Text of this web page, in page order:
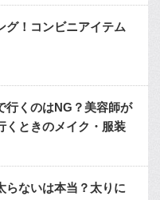
グ！コンビニアイテム
行くのはNG？美容師が
くときのメイク・服装
らないは本当？太りに